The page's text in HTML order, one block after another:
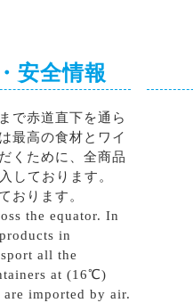
安全情報
で赤道直下を通ら
最高の食材とワイ
くために、全商品
しております。
おります。
the equator. In
in
all the
at (16℃)
are imported by air.